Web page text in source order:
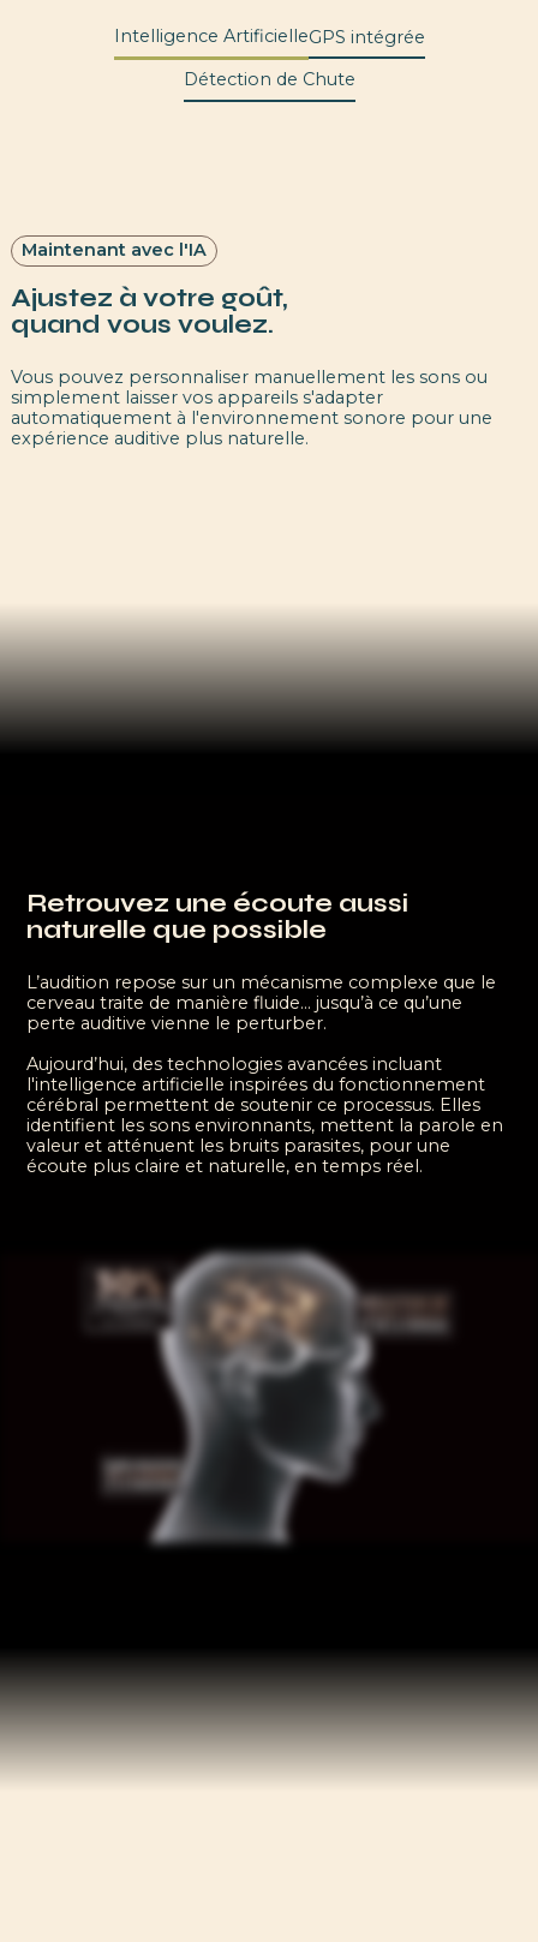
Intelligence ArtificielleGPS intégrée
Détection de Chute
Maintenant avec l'IA
Ajustez à votre goût,
quand vous voulez.
Vous pouvez personnaliser manuellement les sons ou
simplement laisser vos appareils s'adapter
automatiquement à l'environnement sonore pour une
expérience auditive plus naturelle.
Retrouvez une écoute aussi
naturelle que possible
L’audition repose sur un mécanisme complexe que le
cerveau traite de manière fluide… jusqu’à ce qu’une
perte auditive vienne le perturber.
Aujourd’hui, des technologies avancées incluant
l'intelligence artificielle inspirées du fonctionnement
cérébral permettent de soutenir ce processus. Elles
identifient les sons environnants, mettent la parole en
valeur et atténuent les bruits parasites, pour une
écoute plus claire et naturelle, en temps réel.